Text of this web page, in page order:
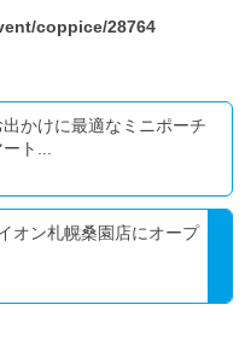
coppice/28764
出かけに最適なミニポーチ
ト...
オン札幌桑園店にオープ